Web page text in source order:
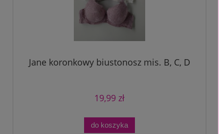
Jane koronkowy biustonosz mis. B, C, D
19,99 zł
do koszyka